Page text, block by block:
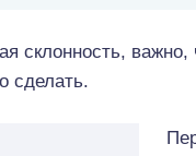
склонность,
сделать.